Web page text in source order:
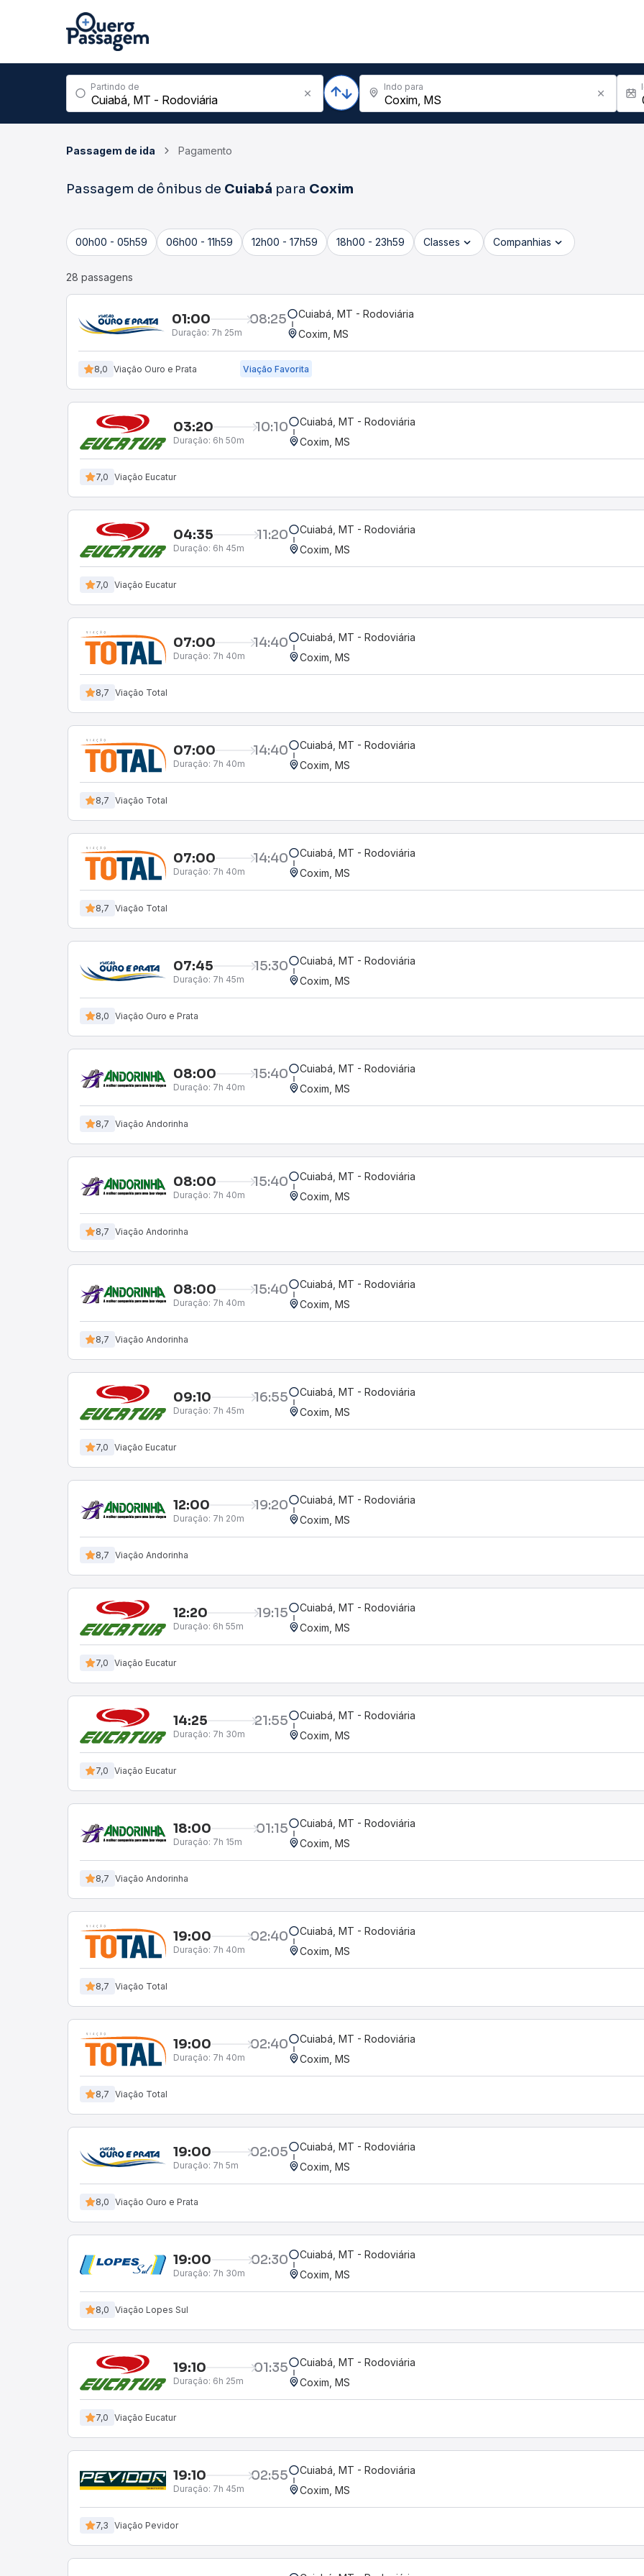
Partindo de Indo para
Passagem de ida Pagamento
Passagem de ônibus de Cuiabá para Coxim
00h00 - 05h59 06h00 - 11h59 12h00 - 17h59 18h00 - 23h59 Classes Companhias
28 passagens
01:00 08:25
Duração: 7h 25m
Cuiabá, MT - Rodoviária
Coxim, MS
8,0 Viação Ouro e Prata Viação Favorita
03:20 10:10
Duração: 6h 50m
Cuiabá, MT - Rodoviária
Coxim, MS
7,0 Viação Eucatur
04:35 11:20
Duração: 6h 45m
Cuiabá, MT - Rodoviária
Coxim, MS
7,0 Viação Eucatur
07:00 14:40
Duração: 7h 40m
Cuiabá, MT - Rodoviária
Coxim, MS
8,7 Viação Total
07:00 14:40
Duração: 7h 40m
Cuiabá, MT - Rodoviária
Coxim, MS
8,7 Viação Total
07:00 14:40
Duração: 7h 40m
Cuiabá, MT - Rodoviária
Coxim, MS
8,7 Viação Total
07:45 15:30
Duração: 7h 45m
Cuiabá, MT - Rodoviária
Coxim, MS
8,0 Viação Ouro e Prata
08:00 15:40
Duração: 7h 40m
Cuiabá, MT - Rodoviária
Coxim, MS
8,7 Viação Andorinha
08:00 15:40
Duração: 7h 40m
Cuiabá, MT - Rodoviária
Coxim, MS
8,7 Viação Andorinha
08:00 15:40
Duração: 7h 40m
Cuiabá, MT - Rodoviária
Coxim, MS
8,7 Viação Andorinha
09:10 16:55
Duração: 7h 45m
Cuiabá, MT - Rodoviária
Coxim, MS
7,0 Viação Eucatur
12:00 19:20
Duração: 7h 20m
Cuiabá, MT - Rodoviária
Coxim, MS
8,7 Viação Andorinha
12:20 19:15
Duração: 6h 55m
Cuiabá, MT - Rodoviária
Coxim, MS
7,0 Viação Eucatur
14:25 21:55
Duração: 7h 30m
Cuiabá, MT - Rodoviária
Coxim, MS
7,0 Viação Eucatur
18:00 01:15
Duração: 7h 15m
Cuiabá, MT - Rodoviária
Coxim, MS
8,7 Viação Andorinha
19:00 02:40
Duração: 7h 40m
Cuiabá, MT - Rodoviária
Coxim, MS
8,7 Viação Total
19:00 02:40
Duração: 7h 40m
Cuiabá, MT - Rodoviária
Coxim, MS
8,7 Viação Total
19:00 02:05
Duração: 7h 5m
Cuiabá, MT - Rodoviária
Coxim, MS
8,0 Viação Ouro e Prata
19:00 02:30
Duração: 7h 30m
Cuiabá, MT - Rodoviária
Coxim, MS
8,0 Viação Lopes Sul
19:10 01:35
Duração: 6h 25m
Cuiabá, MT - Rodoviária
Coxim, MS
7,0 Viação Eucatur
19:10 02:55
Duração: 7h 45m
Cuiabá, MT - Rodoviária
Coxim, MS
7,3 Viação Pevidor